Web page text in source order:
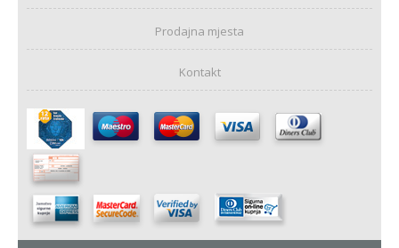
Prodajna mjesta
Kontakt